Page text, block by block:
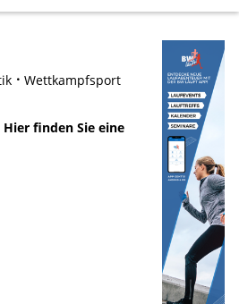
Wettkampfsport
finden Sie eine